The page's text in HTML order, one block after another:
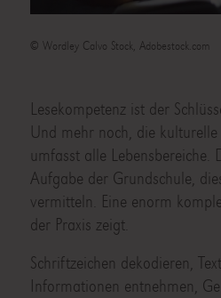
© Wordley Calvo Stock, Adobestock.com
Lesekompetenz ist der
Und mehr noch, die kulturelle
umfasst alle Lebensbereiche.
Aufgabe der Grundschule,
vermitteln. Eine enorm
der Praxis zeigt.
Schriftzeichen dekodieren,
Informationen entnehmen,